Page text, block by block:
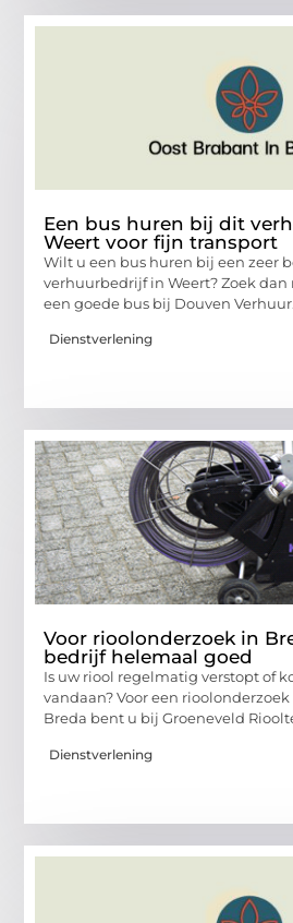
Een bus huren bij dit
Weert voor fijn transport
Wilt u een bus huren bij een zeer
verhuurbedrijf in Weert? Zoek
een goede bus bij Douven
Dienstverlening
Voor rioolonderzoek in
bedrijf helemaal goed
Is uw riool regelmatig verstopt of
vandaan? Voor een
Breda bent u bij Groeneveld
Dienstverlening